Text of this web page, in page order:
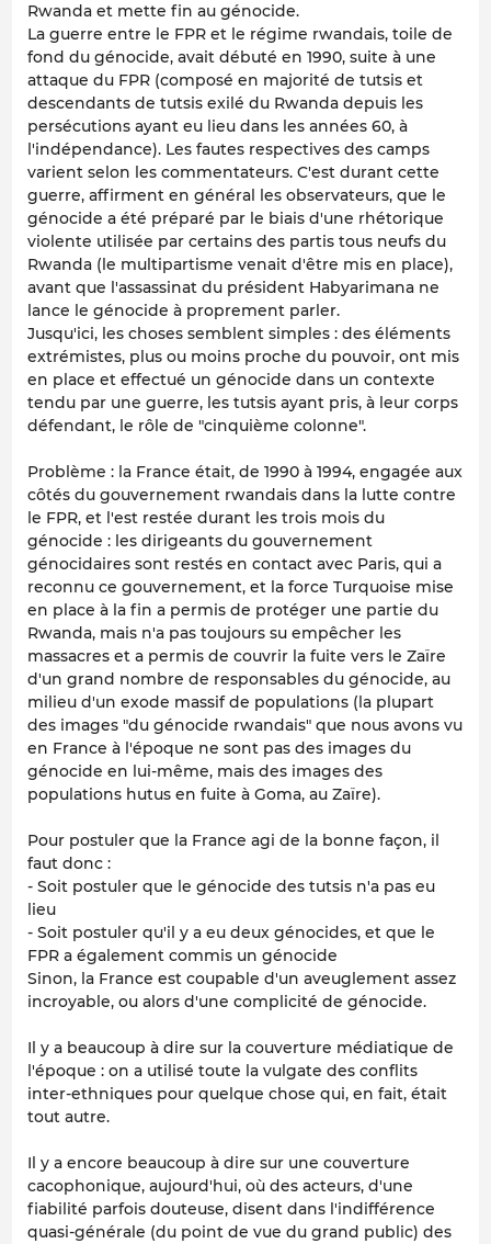
Rwanda et mette fin au génocide.
La guerre entre le FPR et le régime rwandais, toile de
fond du génocide, avait débuté en 1990, suite à une
attaque du FPR (composé en majorité de tutsis et
descendants de tutsis exilé du Rwanda depuis les
persécutions ayant eu lieu dans les années 60, à
l'indépendance). Les fautes respectives des camps
varient selon les commentateurs. C'est durant cette
guerre, affirment en général les observateurs, que le
génocide a été préparé par le biais d'une rhétorique
violente utilisée par certains des partis tous neufs du
Rwanda (le multipartisme venait d'être mis en place),
avant que l'assassinat du président Habyarimana ne
lance le génocide à proprement parler.
Jusqu'ici, les choses semblent simples : des éléments
extrémistes, plus ou moins proche du pouvoir, ont mis
en place et effectué un génocide dans un contexte
tendu par une guerre, les tutsis ayant pris, à leur corps
défendant, le rôle de "cinquième colonne".
Problème : la France était, de 1990 à 1994, engagée aux
côtés du gouvernement rwandais dans la lutte contre
le FPR, et l'est restée durant les trois mois du
génocide : les dirigeants du gouvernement
génocidaires sont restés en contact avec Paris, qui a
reconnu ce gouvernement, et la force Turquoise mise
en place à la fin a permis de protéger une partie du
Rwanda, mais n'a pas toujours su empêcher les
massacres et a permis de couvrir la fuite vers le Zaïre
d'un grand nombre de responsables du génocide, au
milieu d'un exode massif de populations (la plupart
des images "du génocide rwandais" que nous avons vu
en France à l'époque ne sont pas des images du
génocide en lui-même, mais des images des
populations hutus en fuite à Goma, au Zaïre).
Pour postuler que la France agi de la bonne façon, il
faut donc :
- Soit postuler que le génocide des tutsis n'a pas eu
lieu
- Soit postuler qu'il y a eu deux génocides, et que le
FPR a également commis un génocide
Sinon, la France est coupable d'un aveuglement assez
incroyable, ou alors d'une complicité de génocide.
Il y a beaucoup à dire sur la couverture médiatique de
l'époque : on a utilisé toute la vulgate des conflits
inter-ethniques pour quelque chose qui, en fait, était
tout autre.
Il y a encore beaucoup à dire sur une couverture
cacophonique, aujourd'hui, où des acteurs, d'une
fiabilité parfois douteuse, disent dans l'indifférence
quasi-générale (du point de vue du grand public) des